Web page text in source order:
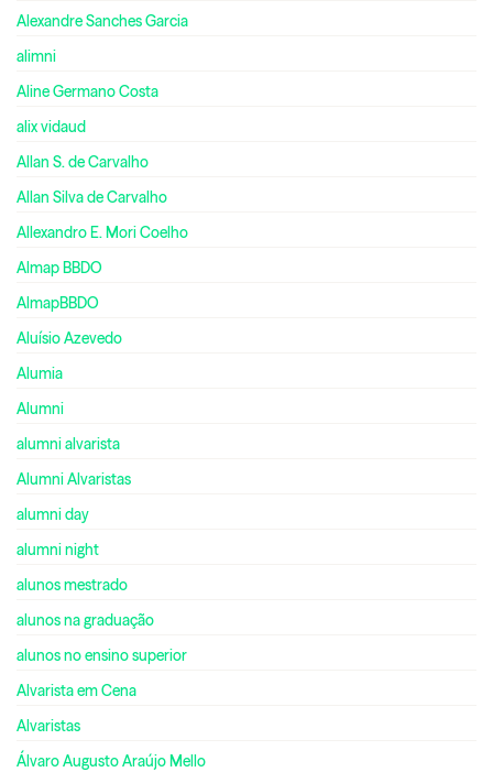
Alexandre Sanches Garcia
alimni
Aline Germano Costa
alix vidaud
Allan S. de Carvalho
Allan Silva de Carvalho
Allexandro E. Mori Coelho
Almap BBDO
AlmapBBDO
Aluísio Azevedo
Alumia
Alumni
alumni alvarista
Alumni Alvaristas
alumni day
alumni night
alunos mestrado
alunos na graduação
alunos no ensino superior
Alvarista em Cena
Alvaristas
Álvaro Augusto Araújo Mello